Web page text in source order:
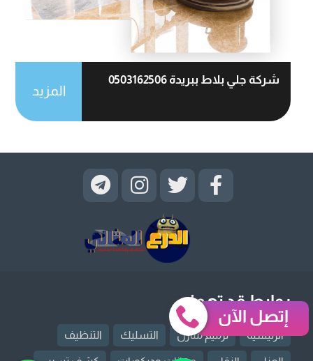
شركة جلي بلاط ببريدة 0503162506
المزيد
روابط قد تهمك
الرئيسية ترميم منازل التسليك التنظيف
إتصل الآن